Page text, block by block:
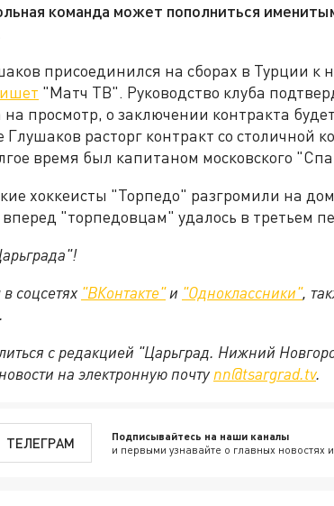
команда может пополниться
присоединился на сборах в Турции к
"Матч ТВ". Руководство клуба
просмотр, о заключении контракта
Глушаков расторг контракт со столичной
время был капитаном московского
хоккеисты "Торпедо" разгромили на
"торпедовцам" удалось в третьем
соцсетях "ВКонтакте"и "Одноклассники",
.
с редакцией "Царьград. Нижний
на электронную почту nn@tsargrad.tv.
ТЕЛЕГРАМ Подписывайтесь на наши каналы
и первыми узнавайте о главных новостях